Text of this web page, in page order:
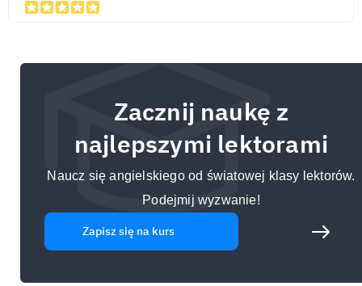
Zacznij naukę z
najlepszymi lektorami
Naucz się angielskiego od światowej klasy lektorów.
Podejmij wyzwanie!
Zapisz się na kurs